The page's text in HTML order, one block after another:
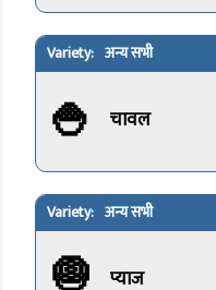
अन्य सभी
🍚 चावल
अन्य सभी
प्याज